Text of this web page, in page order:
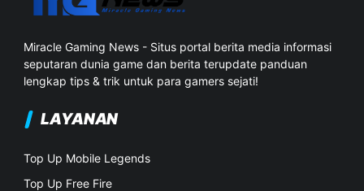
Miracle Gaming News - Situs portal berita media informasi
seputaran dunia game dan berita terupdate panduan
lengkap tips & trik untuk para gamers sejati!
LAYANAN
Top Up Mobile Legends
Top Up Free Fire